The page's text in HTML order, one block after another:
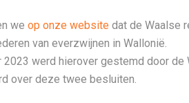
we op onze websitedat de Waalse
van everzwijnen in Wallonië.
werd hierover gestemd door de
over deze twee besluiten.